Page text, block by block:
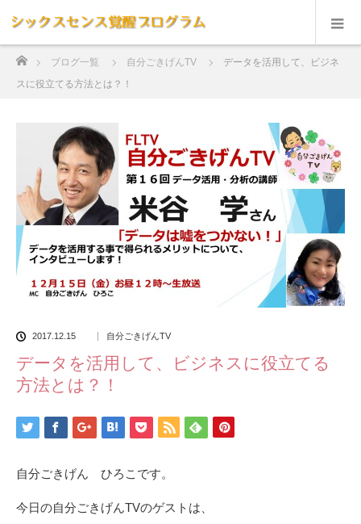
ブログ一覧 自分ごきげんTV
データを活用して、ビジネ
スに役立てる方法とは？！
2017.12.15 自分ごきげんTV
データを活用して、ビジネスに役立てる
方法とは？！
自分ごきげん ひろこです。
今日の自分ごきげんTVのゲストは、